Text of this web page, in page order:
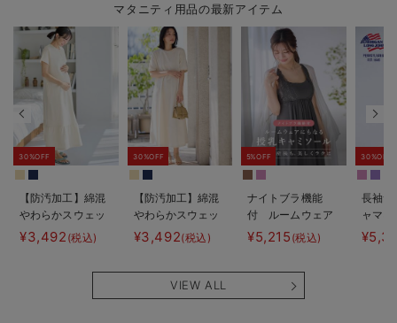
マタニティ用品の最新アイテム
30%OFF
【防汚加工】綿混
やわらかスウェッ
ト半袖ティアード
ネグリジェ マタ
¥3,492 (税込)
30%OFF
【防汚加工】綿混
やわらかスウェッ
ト半袖フレアワン
ピース マタニテ
も長く使える】
¥3,492(税込)
5%OFF
ナイトブラ機能
付 ルームウェア
にもなる授乳キャ
ミソール
¥5,215 (税込)
30%OFF
長袖サ
ャマ
ェー
VIEW ALL